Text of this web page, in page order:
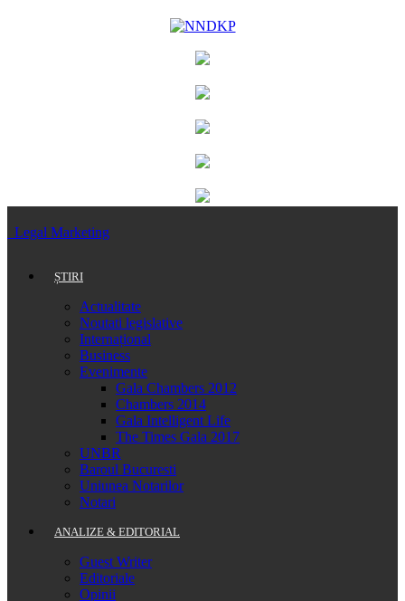
Legal Marketing
ȘTIRI
Actualitate
Noutati legislative
Internațional
Business
Evenimente
Gala Chambers 2012
Chambers 2014
Gala Intelligent Life
The Times Gala 2017
UNBR
Baroul Bucuresti
Uniunea Notarilor
Notari
ANALIZE & EDITORIAL
Guest Writer
Editoriale
Opinii